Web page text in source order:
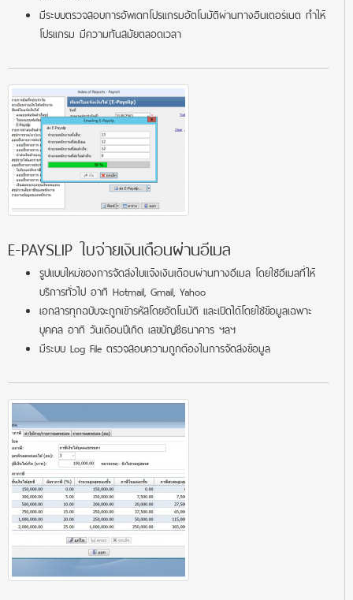
มีระบบตรวจสอบการอัพเดทโปรแกรมอัตโนมัติผ่านทางอินเตอร์เนต ทำให้
โปรแกรม มีความทันสมัยตลอดเวลา
E-PAYSLIP ใบจ่ายเงินเดือนผ่านอีเมล
รูปแบบใหม่ของการจัดส่งใบแจ้งเงินเดือนผ่านทางอีเมล โดยใช้อีเมลที่ให้
บริการทั่วไป อาทิ Hotmail, Gmail, Yahoo
เอกสารทุกฉบับจะถูกเข้ารหัสโดยอัตโนมัติ และเปิดได้โดยใช้ข้อมูลเฉพาะ
บุคคล อาทิ วันเดือนปีเกิด เลขบัญชีธนาคาร ฯลฯ
มีระบบ Log File ตรวจสอบความถูกต้องในการจัดส่งข้อมูล